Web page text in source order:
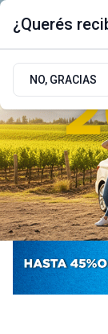
¿Querés
NO, GRACIAS